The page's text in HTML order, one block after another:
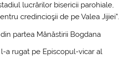
lucrărilor bisericii parohiale,
credincioşii de pe Valea Jijiei”.
partea Mănăstirii Bogdana
a rugat pe Episcopul-vicar al